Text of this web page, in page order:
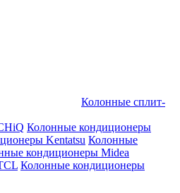
Колонные сплит-
Колонные кондиционеры
Kentatsu Колонные
кондиционеры Midea
Колонные кондиционеры